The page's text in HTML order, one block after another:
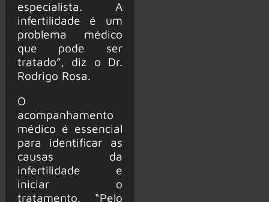
especialista. A
infertilidade é um
problema médico
que pode ser
tratado”, diz o Dr.
Rodrigo Rosa.
O
acompanhamento
médico é essencial
para identificar as
causas da
infertilidade e
iniciar o
tratamento. “Pelo